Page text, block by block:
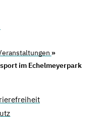
»
im Echelmeyerpark